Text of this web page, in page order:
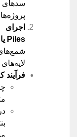
سدهای
Piles یا
فرآیند